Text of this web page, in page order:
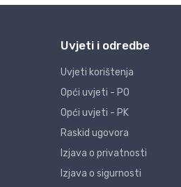
Uvjeti i odredbe
Uvjeti korištenja
Opći uvjeti - PO
Opći uvjeti - PK
Raskid ugovora
Izjava o privatnosti
Izjava o sigurnosti